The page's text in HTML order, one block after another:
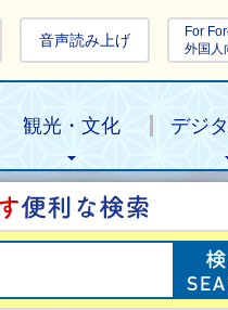
音声読み上げ
For
外国人
観光・文化 デジ